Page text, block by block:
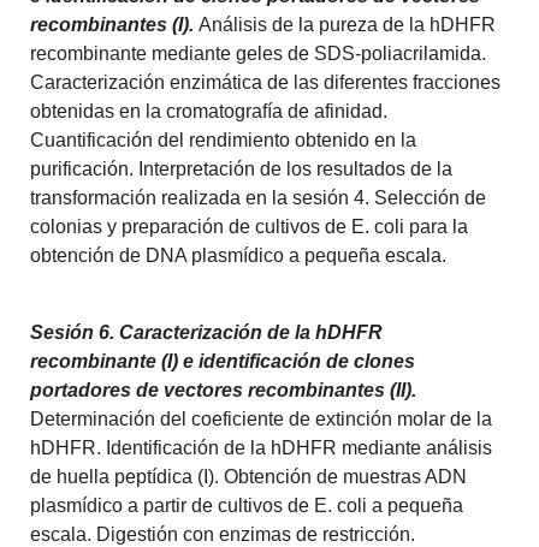
recombinantes (I). Análisis de la pureza de la hDHFR
recombinante mediante geles de SDS-poliacrilamida.
Caracterización enzimática de las diferentes fracciones
obtenidas en la cromatografía de afinidad.
Cuantificación del rendimiento obtenido en la
purificación. Interpretación de los resultados de la
transformación realizada en la sesión 4. Selección de
colonias y preparación de cultivos de E. coli para la
obtención de DNA plasmídico a pequeña escala.
Sesión 6. Caracterización de la hDHFR
recombinante (I) e identificación de clones
portadores de vectores recombinantes (II).
Determinación del coeficiente de extinción molar de la
hDHFR. Identificación de la hDHFR mediante análisis
de huella peptídica (I). Obtención de muestras ADN
plasmídico a partir de cultivos de E. coli a pequeña
escala. Digestión con enzimas de restricción.